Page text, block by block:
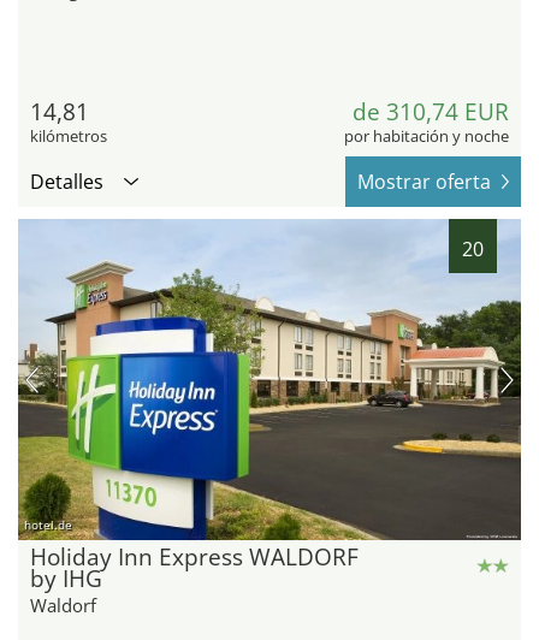
14,81
kilómetros
de 310,74 EUR
por habitación y noche
Detalles Mostrar oferta
20
hotel.de
Holiday Inn Express WALDORF
by IHG
Waldorf